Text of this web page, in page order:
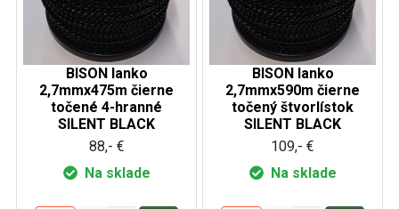
BISON lanko
2,7mmx475m čierne
točené 4-hranné
SILENT BLACK
88,- €
Na sklade
BISON lanko
2,7mmx590m čierne
točený štvorlístok
SILENT BLACK
109,- €
Na sklade